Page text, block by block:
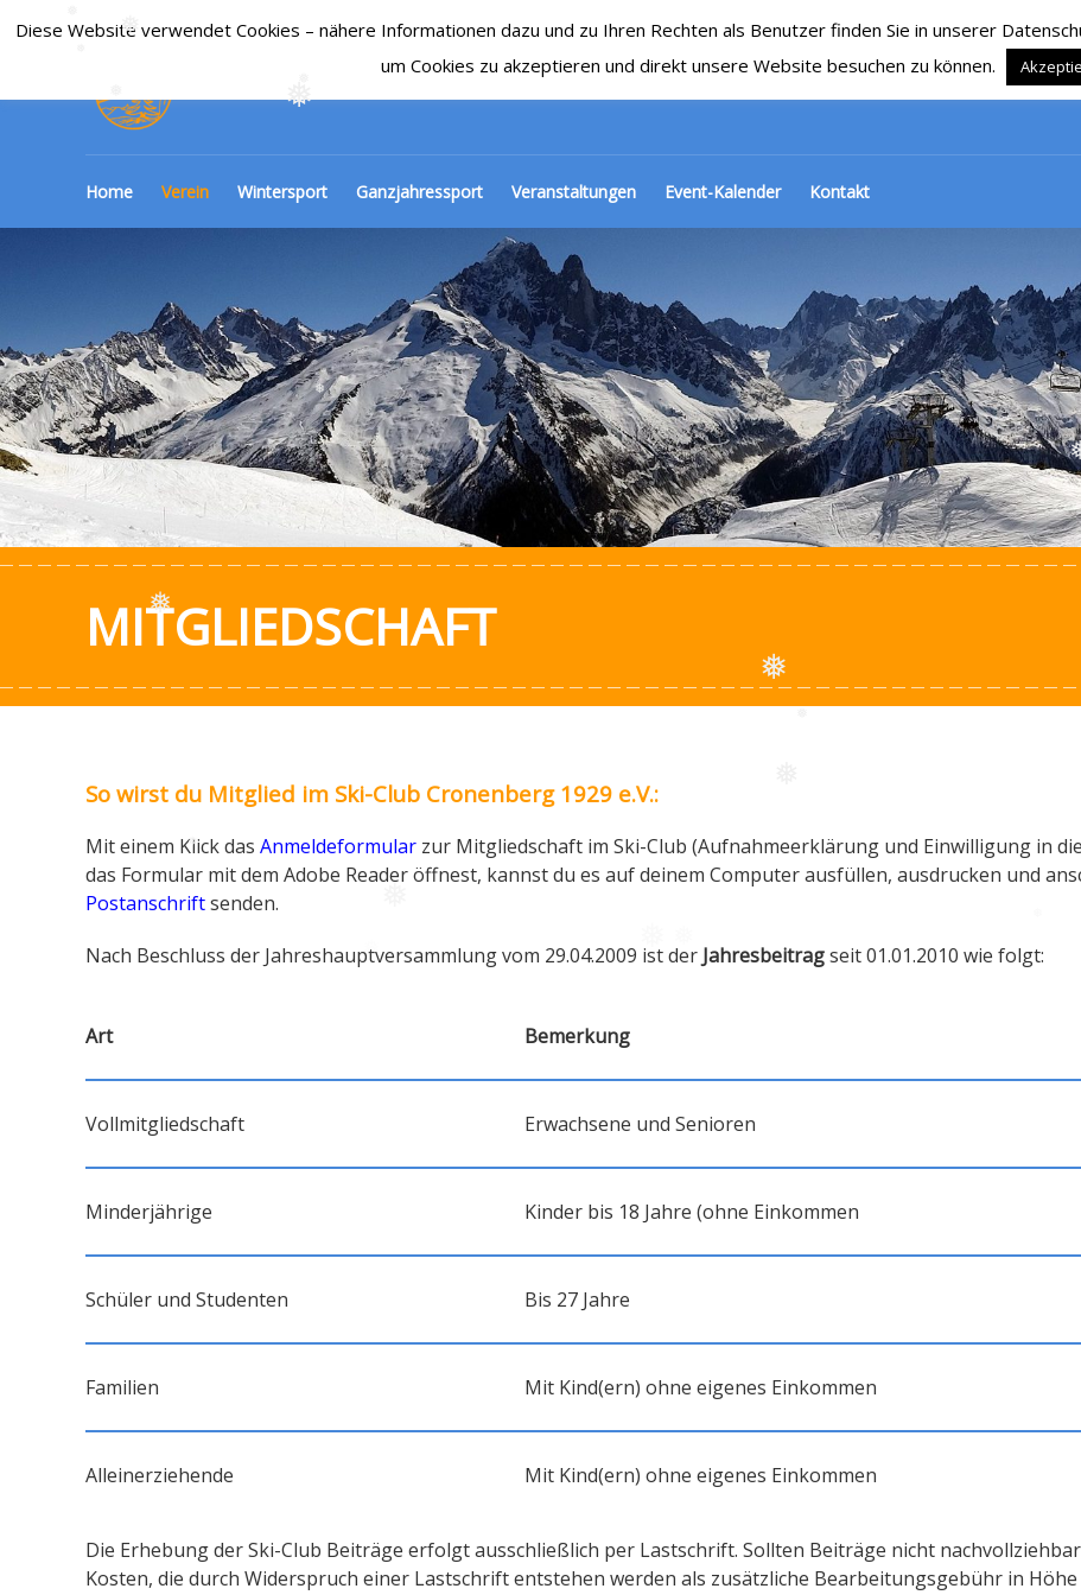
❅
❅
❅ ❅
❅
❅
❅
❅
❅
❅
SKI-CLUB CRONENBERG 1929 e.V. Ski, Snowboard und mehr…
Home Verein Wintersport Ganzjahressport Veranstaltungen Event-Kalender Kontakt
MITGLIEDSCHAFT
So wirst du Mitglied im Ski-Club Cronenberg 1929 e.V.:
Mit einem Klick das Anmeldeformular zur Mitgliedschaft im Ski-Club (Aufnahmeerklärung und Einwilligung in
das Formular mit dem Adobe Reader öffnest, kannst du es auf deinem Computer ausfüllen, ausdrucken und
Postanschriftsenden.
Nach Beschluss der Jahreshauptversammlung vom 29.04.2009 ist der Jahresbeitragseit 01.01.2010 wie folgt:
Art Bemerkung
Vollmitgliedschaft Erwachsene und Senioren
Minderjährige Kinder bis 18 Jahre (ohne Einkommen
Schüler und Studenten Bis 27 Jahre
Familien Mit Kind(ern) ohne eigenes Einkommen
Alleinerziehende Mit Kind(ern) ohne eigenes Einkommen
Die Erhebung der Ski-Club Beiträge erfolgt ausschließlich per Lastschrift. Sollten Beiträge nicht
Kosten, die durch Widerspruch einer Lastschrift entstehen werden als zusätzliche Bearbeitungsgebühr in
Diese Website verwendet Cookies – nähere Informationen dazu und zu Ihren Rechten als Benutzer finden Sie in unserer
um Cookies zu akzeptieren und direkt unsere Website besuchen zu können.